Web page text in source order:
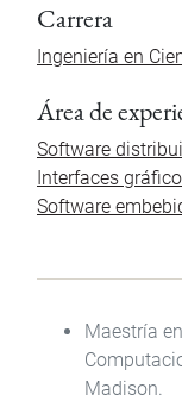
Carrera
Ingeniería en
Área de
Software
Interfaces
Software
Maestría
Madison.